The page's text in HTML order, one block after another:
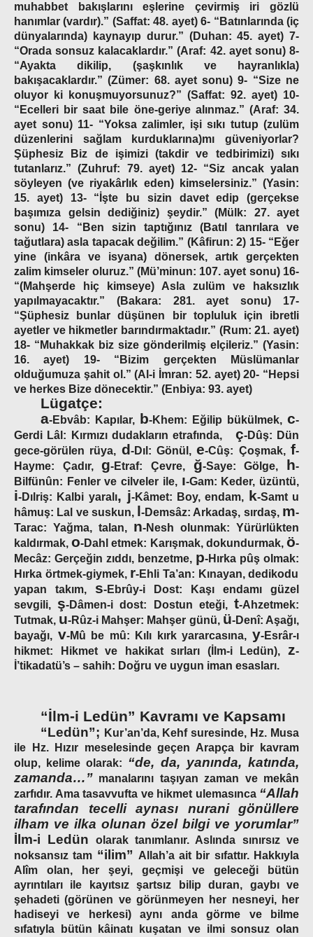
muhabbet bakışlarını eşlerine çevirmiş iri gözlü
hanımlar(vardır).” (Saffat: 48. ayet)6- “Batınlarında(iç
dünyalarında)
kaynayıp durur.” (Duhan: 45. ayet)7-
“Orada sonsuz kalacaklardır.”(Araf: 42. ayet sonu)8-
“Ayakta dikilip, (şaşkınlık ve hayranlıkla)
bakışacaklardır.” (Zümer: 68. ayet sonu)9- “Size ne
oluyor ki konuşmuyorsunuz?” (Saffat: 92. ayet) 10-
“Ecelleri bir saat bile öne-geriye alınmaz.” (Araf: 34.
ayet sonu) 11- “Yoksa zalimler, işi sıkı tutup (zulüm
düzenlerini sağlam kurduklarına)mı güveniyorlar?
Şüphesiz Biz de işimizi(takdir ve tedbirimizi)sıkı
tutanlarız.” (Zuhruf: 79. ayet) 12- “Siz ancak yalan
söyleyen(ve riyakârlık eden) kimselersiniz.”(Yasin:
15. ayet) 13- “İşte bu sizin davet edip (gerçekse
başımıza gelsin dediğiniz) şeydir.” (Mülk: 27. ayet
sonu) 14- “Ben sizin taptığınız (Batıl tanrılara ve
tağutlara)asla tapacak değilim.” (Kâfirun: 2) 15- “Eğer
yine (inkâra ve isyana) dönersek, artık gerçekten
zalim kimseler oluruz.” (Mü’minun: 107. ayet sonu) 16-
“(Mahşerde hiç kimseye) Asla zulüm ve haksızlık
yapılmayacaktır.” (Bakara: 281. ayet sonu) 17-
“Şüphesiz bunlar düşünen bir topluluk için ibretli
ayetler ve hikmetler barındırmaktadır.” (Rum: 21. ayet)
18- “Muhakkak biz size gönderilmiş elçileriz.” (Yasin:
16. ayet) 19-
“Bizim gerçekten Müslümanlar
olduğumuza şahit ol.” (Al-i İmran: 52. ayet)20- “Hepsi
ve herkes Bize dönecektir.” (Enbiya: 93. ayet)
Lügatçe:
a-Ebvâb: Kapılar, b-Khem: Eğilip bükülmek,c-
Gerdi Lâl: Kırmızı dudakların etrafında, ç-Dûş: Dün
gece-görülen rüya, d-Dıl: Gönül,e-Cûş: Çoşmak,f-
Hayme: Çadır,g-Etraf: Çevre, ğ-Saye: Gölge, h-
Bilfünûn: Fenler ve cilveler ile, ı-Gam: Keder, üzüntü,
i-Dılriş: Kalbi yaralı, j-Kâmet: Boy, endam, k-Samt u
hâmuş: Lal ve suskun, l-Demsâz: Arkadaş, sırdaş, m-
Tarac: Yağma, talan, n-Nesh olunmak: Yürürlükten
kaldırmak,o-Dahl etmek: Karışmak, dokundurmak,ö-
Mecâz: Gerçeğin zıddı, benzetme, p-Hırka pûş olmak:
Hırka örtmek-giymek, r-Ehli Ta’an: Kınayan, dedikodu
yapan takım, s-Ebrûy-i Dost: Kaşı endamı güzel
sevgili, ş-Dâmen-i dost: Dostun eteği,t-Ahzetmek:
Tutmak, u-Rûz-i Mahşer: Mahşer günü, ü-Denî: Aşağı,
bayağı, v-Mû be mû: Kılı kırk yararcasına,y-Esrâr-ı
hikmet: Hikmet ve hakikat sırları (İlm-i Ledün), z-
İ’tikadatü’s – sahih: Doğru ve uygun iman esasları.
“İlm-i Ledün” Kavramı ve Kapsamı
“Ledün”; Kur’an’da, Kehf suresinde, Hz. Musa
ile Hz. Hızır meselesinde geçen Arapça bir kavram
olup, kelime olarak: “de, da, yanında, katında,
zamanda…” manalarını taşıyan zaman ve mekân
zarfıdır. Ama tasavvufta ve hikmet ulemasınca “Allah
tarafından tecelli aynası nurani gönüllere
ilham ve ilka olunan özel bilgi ve yorumlar”
İlm-i Ledün olarak tanımlanır. Aslında sınırsız ve
noksansız tam “ilim” Allah’a ait bir sıfattır. Hakkıyla
Alîm olan,
her şeyi, geçmişi ve geleceği bütün
ayrıntıları ile kayıtsız şartsız bilip duran, gaybı ve
şehadeti (görünen ve görünmeyen her nesneyi, her
hadiseyi ve herkesi) aynı anda görme ve bilme
sıfatıyla bütün kâinatı kuşatan ve ilmi sonsuz olan